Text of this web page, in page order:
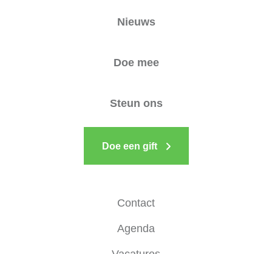
Nieuws
Doe mee
Steun ons
Doe een gift
Contact
Agenda